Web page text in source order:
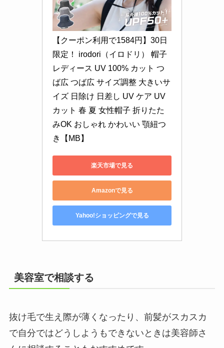
【クーポン利用で1584円】30日
限定！ irodori（イロドリ） 帽子
レディース UV 100% カット つ
ば広 つば広 サイズ調整 大きいサ
イズ 日除け 日差し UV ケア UV
カット 春 夏 女性帽子 折りたた
みOK おしゃれ かわいい 顎紐つ
き【MB】
楽天市場で見る
Amazonで見る
Yahoo!ショッピングで見る
美容室で相談する
抜け毛で生え際が薄くなったり、前髪がスカスカ
で自分ではどうしようもできないときは美容師さ